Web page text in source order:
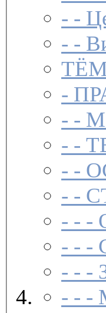
- -
- -
-
- -
- -
- -
- -
- - -
- - -
- - -
- - -